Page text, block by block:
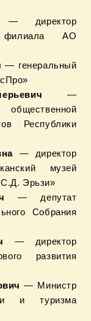
директор
филиала АО
— генеральный
—
Республики
— директор
музей
С.Д. Эрьзи»
— депутат
Собрания
— директор
развития
— Министр
и туризма